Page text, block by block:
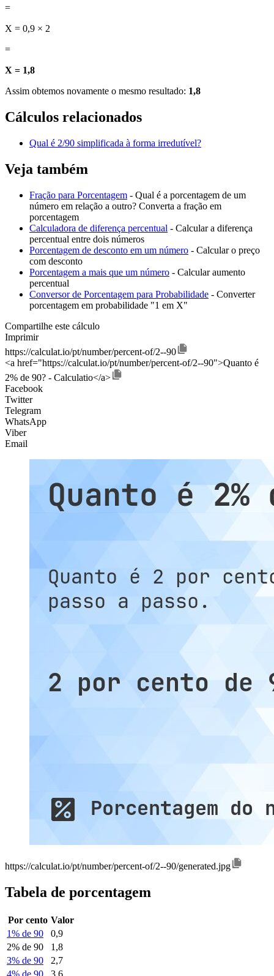
=
X = 0,9 × 2
=
X = 1,8
Assim obtemos novamente o mesmo resultado: 1,8
Cálculos relacionados
Qual é 2/90 simplificada à forma irredutível?
Veja também
Fração para Porcentagem - Qual é a porcentagem de um
número em relação a outro? Converta a fração em
porcentagem
Calculadora de diferença percentual - Calcular a diferença
percentual entre dois números
Porcentagem de desconto em um número - Calcular o preço
com desconto
Porcentagem a mais que um número - Calcular aumento
percentual
Conversor de Porcentagem para Probabilidade - Converter
porcentagem em probabilidade "1 em X"
Compartilhe este cálculo
Imprimir
https://calculat.io/pt/number/percent-of/2--90
<a href="https://calculat.io/pt/number/percent-of/2--90">Quanto é
2% de 90? - Calculatio</a>
Facebook
Twitter
Telegram
WhatsApp
Viber
Email
https://calculat.io/pt/number/percent-of/2--90/generated.jpg
Tabela de porcentagem
Por cento Valor
1% de 90
0,9
2% de 90
1,8
3% de 90
2,7
4% de 90
3,6